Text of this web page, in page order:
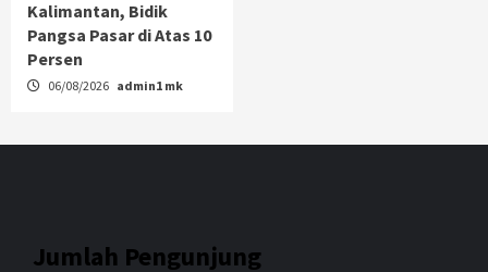
Kalimantan, Bidik
Pangsa Pasar di Atas 10
Persen
06/08/2026 admin1 mk
Jumlah Pengunjung